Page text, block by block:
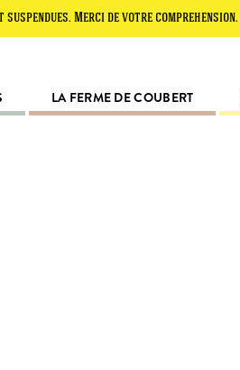
Merci de votre compréhension.
LA FERME DE COUBERT